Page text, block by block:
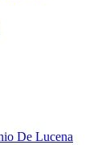
De Lucena